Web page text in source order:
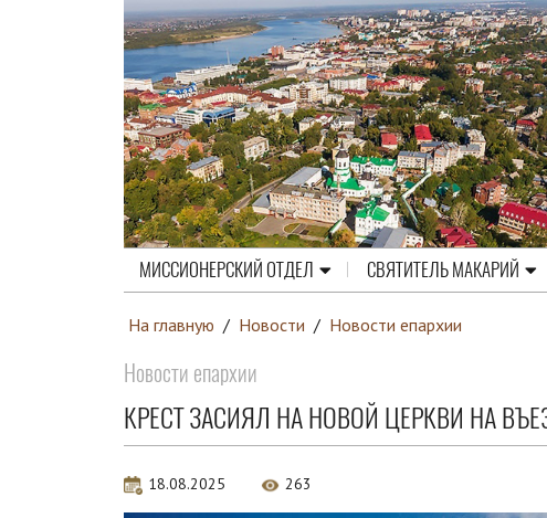
МИССИОНЕРСКИЙ ОТДЕЛ СВЯТИТЕЛЬ МАКАРИЙ
На главную / Новости / Новости епархии
Новости епархии
КРЕСТ ЗАСИЯЛ НА НОВОЙ ЦЕРКВИ НА
18.08.2025 263